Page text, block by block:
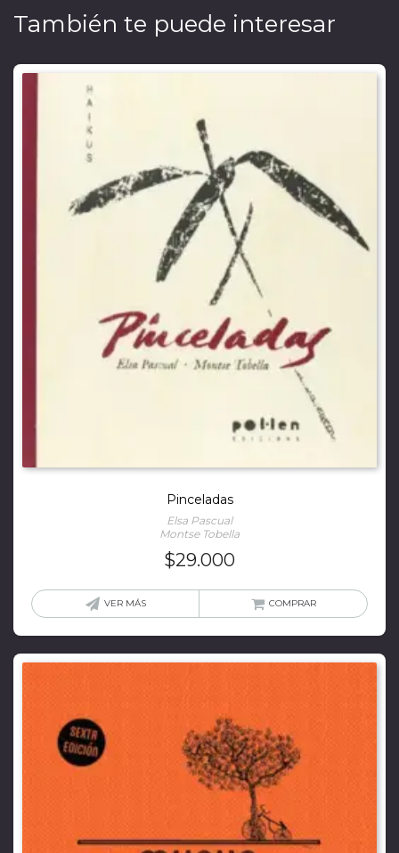
También te puede interesar
Pinceladas
Elsa Pascual
Montse Tobella
$29.000
VER MÁS COMPRAR